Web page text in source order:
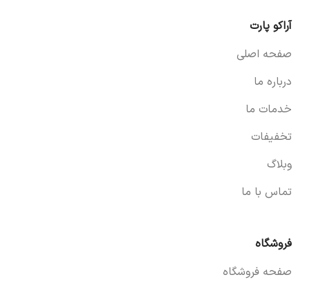
آراکو پارت
صفحه اصلی
درباره ما
خدمات ما
تخفیفات
وبلاگ
تماس با ما
فروشگاه
صفحه فروشگاه